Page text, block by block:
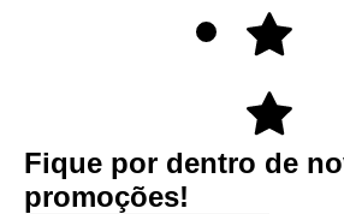
Fique por dentro de
promoções!